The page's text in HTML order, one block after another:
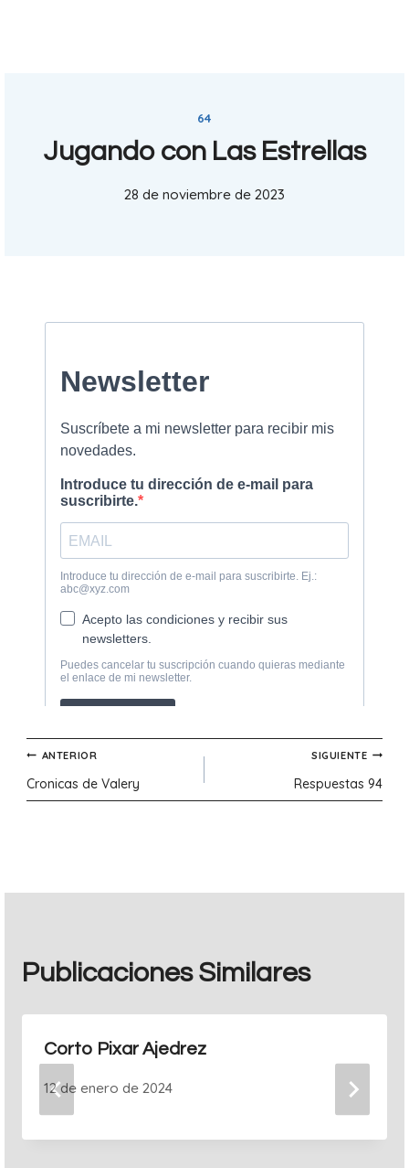
64
Jugando con Las Estrellas
28 de noviembre de 2023
Navegación
de
ANTERIOR
Cronicas de Valery
SIGUIENTE
Respuestas 94
Publicaciones Similares
Corto Pixar Ajedrez
12 de enero de 2024